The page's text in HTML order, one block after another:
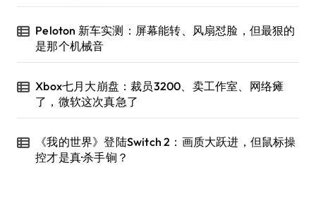
Peloton 新车实测：屏幕能转、风扇怼脸，但最狠的
是那个机械音
Xbox七月大崩盘：裁员3200、卖工作室、网络瘫
了，微软这次真急了
《我的世界》登陆Switch 2：画质大跃进，但鼠标操
控才是真·杀手锏？